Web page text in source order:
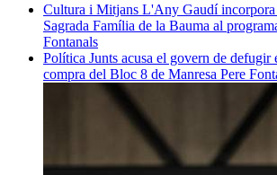
Cultura i Mitjans L'Any Gaudí incorpora
Sagrada Família de la Bauma al
Fontanals
Política Junts acusa el govern de defugir
compra del Bloc 8 de Manresa Pere